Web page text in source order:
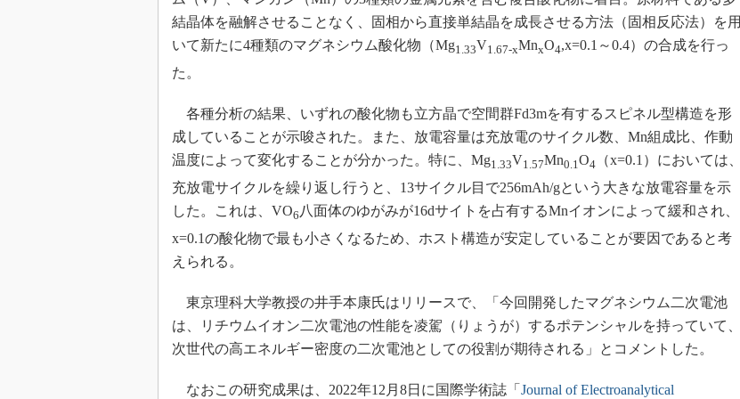
結晶体を融解させることなく、固相から直接単結晶を成長させる方法（固相反応法）を用
いて新たに4種類のマグネシウム酸化物（Mg1.33V1.67-xMnxO4,x=0.1～0.4）の合成を行っ
た。
各種分析の結果、いずれの酸化物も立方晶で空間群Fd3mを有するスピネル型構造を形
成していることが示唆された。また、放電容量は充放電のサイクル数、Mn組成比、作動
温度によって変化することが分かった。特に、Mg1.33V1.57Mn0.1O4 （x=0.1）においては、
充放電サイクルを繰り返し行うと、13サイクル目で256mAh/gという大きな放電容量を示
した。これは、VO6 八面体のゆがみが16dサイトを占有するMnイオンによって緩和され、
x=0.1の酸化物で最も小さくなるため、ホスト構造が安定していることが要因であると考
えられる。
東京理科大学教授の井手本康氏はリリースで、「今回開発したマグネシウム二次電池
は、リチウムイオン二次電池の性能を凌駕（りょうが）するポテンシャルを持っていて、
次世代の高エネルギー密度の二次電池としての役割が期待される」とコメントした。
なおこの研究成果は、2022年12月8日に国際学術誌「 Journal of Electroanalytical